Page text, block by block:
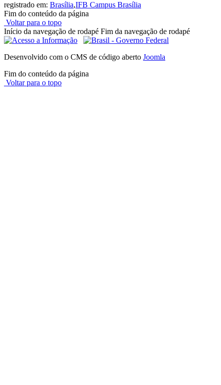
registrado em: Brasília,IFB Campus Brasília
Fim do conteúdo da página
Voltar para o topo
Início da navegação de rodapé Fim da navegação de rodapé
Desenvolvido com o CMS de código aberto Joomla
Fim do conteúdo da página
Voltar para o topo